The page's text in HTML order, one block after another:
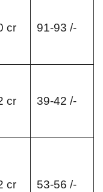
cr 91-93 /-
cr 39-42 /-
cr 53-56 /-